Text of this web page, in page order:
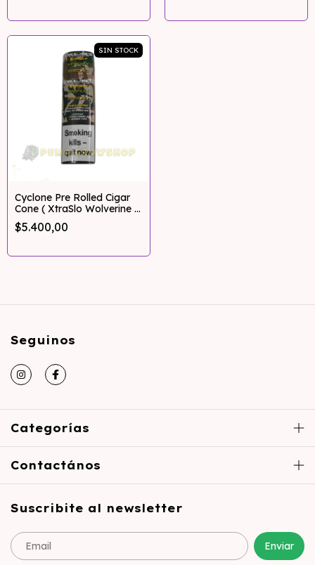
SIN STOCK
Cyclone Pre Rolled Cigar
Cone ( XtraSlo Wolverine /
SupremeNos+ / Hyphy )
$5.400,00
Seguinos
Categorías
Contactános
Suscribite al newsletter